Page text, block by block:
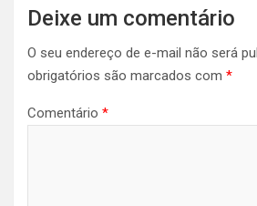
Deixe um comentário
O seu endereço de e-mail não será
obrigatórios são marcados com *
Comentário *